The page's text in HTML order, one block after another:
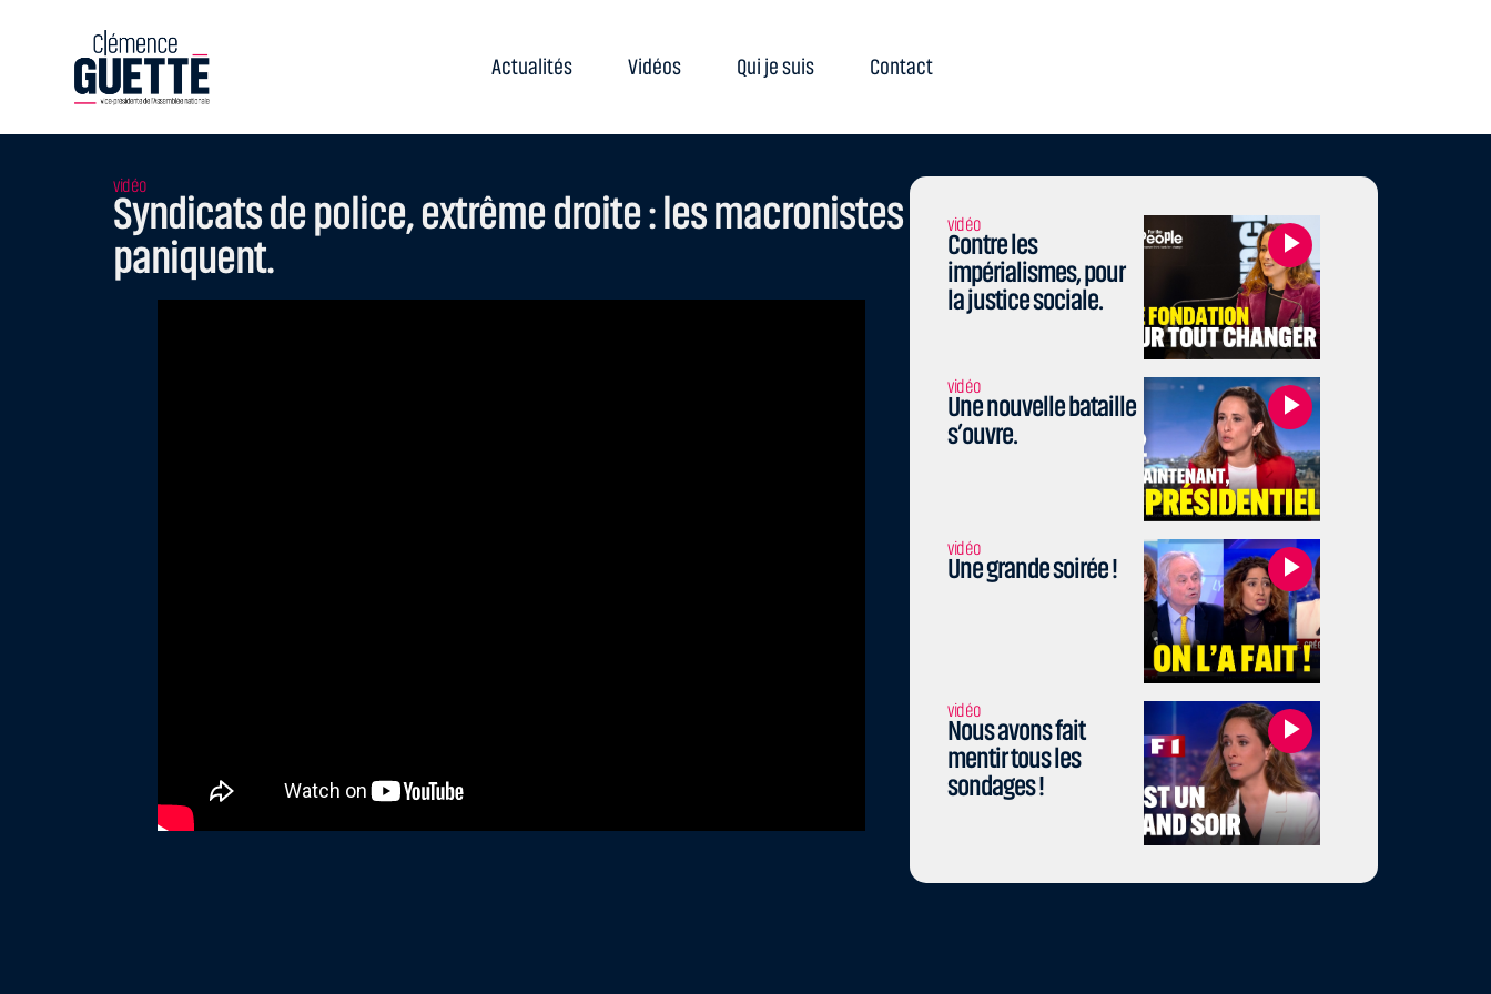
Actualités Vidéos Qui je suis Contact
vidéo
Syndicats de police, extrême droite : les macronistes
paniquent.
vidéo
Contre les
impérialismes, pour
la justice sociale.
vidéo
Une nouvelle bataille
s’ouvre.
vidéo
Une grande soirée !
vidéo
Nous avons fait
mentir tous les
sondages !